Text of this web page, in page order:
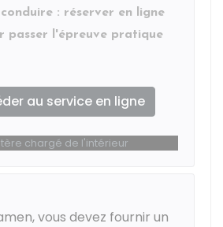
conduire : réserver en ligne
passer l'épreuve pratique
au service en ligne
chargé de l'intérieur
vous devez fournir un